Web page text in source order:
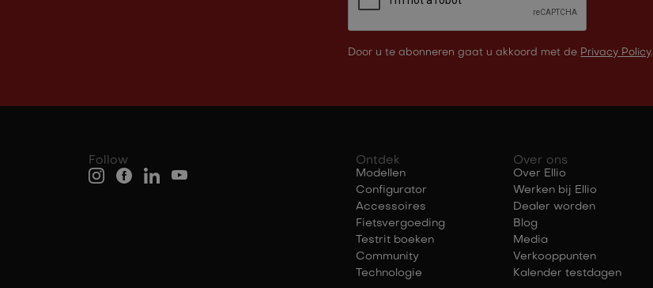
Door u te abonneren gaat u akkoord met de Privacy Policy.
Follow Ontdek
Modellen
Configurator
Accessoires
Fietsvergoeding
Testrit boeken
Community
Technologie
Over ons
Over Ellio
Werken bij Ellio
Dealer worden
Blog
Media
Verkooppunten
Kalender testdagen